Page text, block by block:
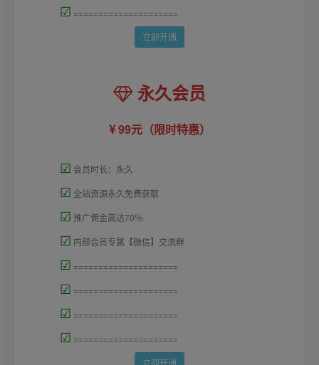
☑ =====================
立即开通
永久会员
99元（限时特惠）
☑ 会员时长：永久
☑ 全站资源永久免费获取
☑ 推广佣金高达70％
☑ 内部会员专属【微信】交流群
☑ =====================
☑ =====================
☑ =====================
☑ =====================
立即开通